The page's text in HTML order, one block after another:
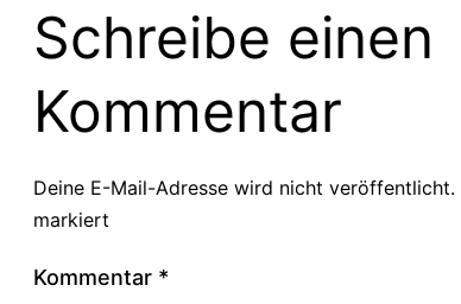
Schreibe einen
Kommentar
Deine E-Mail-Adresse wird nicht veröffentlicht.
markiert
Kommentar *